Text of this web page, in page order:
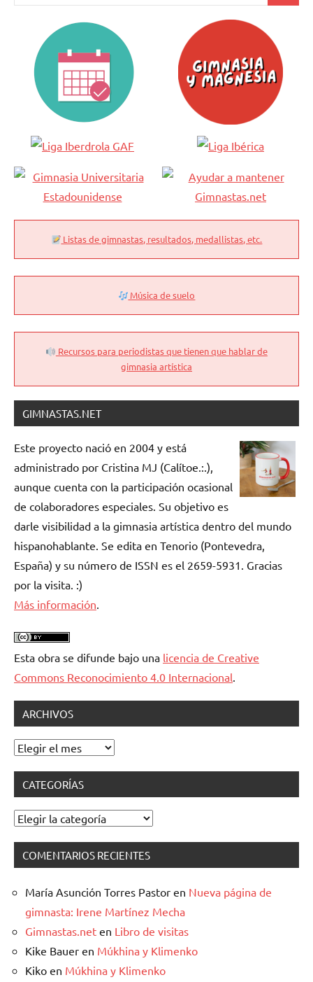
Listas de gimnastas, resultados, medallistas, etc.
Música de suelo
Recursos para periodistas que tienen que hablar de
gimnasia artística
GIMNASTAS.NET
Este proyecto nació en 2004 y está
administrado por Cristina MJ (Calítoe.:.),
aunque cuenta con la participación ocasional
de colaboradores especiales. Su objetivo es
darle visibilidad a la gimnasia artística dentro del mundo
hispanohablante. Se edita en Tenorio (Pontevedra,
España) y su número de ISSN es el 2659-5931. Gracias
por la visita. :)
Más información.
Esta obra se difunde bajo una licencia de Creative
Commons Reconocimiento 4.0 Internacional.
ARCHIVOS
Archivos
CATEGORÍAS
Categorías
COMENTARIOS RECIENTES
María Asunción Torres Pastor en Nueva página de
gimnasta: Irene Martínez Mecha
Gimnastas.net en Libro de visitas
Kike Bauer en Múkhina y Klimenko
Kiko en Múkhina y Klimenko